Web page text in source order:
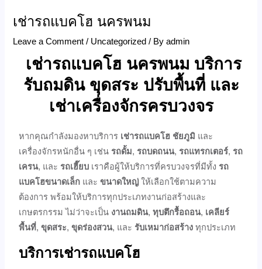
เช่ารถแบคโฮ นครพนม
Leave a Comment / Uncategorized / Byadmin
เช่ารถแบคโฮ นครพนม บริการ
รับถมดิน ขุดสระ ปรับพื้นที่ และ
เช่าเครื่องจักรครบวงจร
หากคุณกำลังมองหาบริการ เช่ารถแบคโฮ ชัยภูมิ และ
เครื่องจักรหนักอื่น ๆ เช่นรถดั้ม,รถบดถนน,รถแทรกเตอร์,รถ
เครน, และรถเฮี๊ยบ เราคือผู้ให้บริการที่ครบวงจรที่มีทั้งรถ
แบคโฮขนาดเล็ก และขนาดใหญ่ให้เลือกใช้ตามความ
ต้องการ พร้อมให้บริการทุกประเภทงานก่อสร้างและ
เกษตรกรรม ไม่ว่าจะเป็น งานถมดิน,ทุบตึกรื้อถอน, เคลียร์
พื้นที่,ขุดสระ,ขุดร่องสวน, และรับเหมาก่อสร้าง ทุกประเภท
บริการเช่ารถแบคโฮ